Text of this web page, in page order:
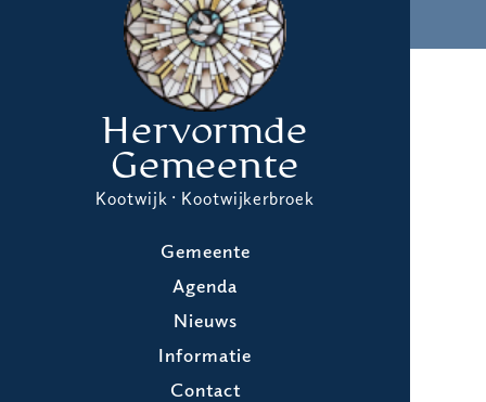
Hervormde
Gemeente
Kootwijk · Kootwijkerbroek
Gemeente
Agenda
Nieuws
Informatie
Contact